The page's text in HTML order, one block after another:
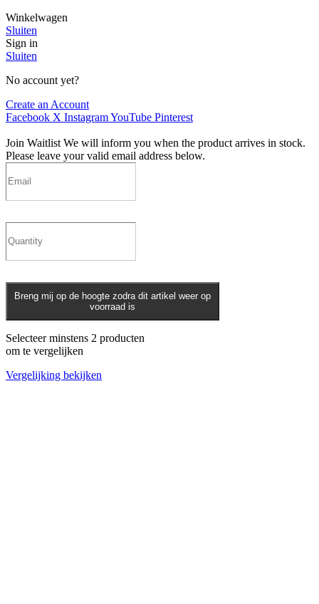
Winkelwagen
Sluiten
Sign in
Sluiten
No account yet?
Create an Account
Facebook X InstagramYouTube Pinterest
Join Waitlist We will inform you when the product arrives in stock.
Please leave your valid email address below.
Breng mij op de hoogte zodra dit artikel weer op
voorraad is
Selecteer minstens 2 producten
om te vergelijken
Vergelijking bekijken